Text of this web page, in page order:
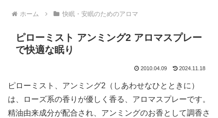
ホーム 快眠・安眠のためのアロマ
ピローミスト アンミング2 アロマスプレー
で快適な眠り
2010.04.09 2024.11.18
ピローミスト、アンミング2（しあわせなひとときに）
は、ローズ系の香りが優しく香る、アロマスプレーです。
精油由来成分が配合され、アンミングのお香として調香さ